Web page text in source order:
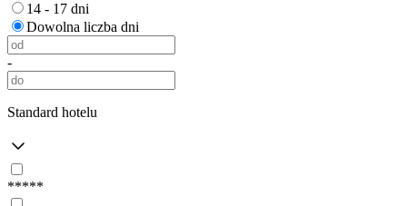
14 - 17 dni
Dowolna liczba dni
-
Standard hotelu
*****